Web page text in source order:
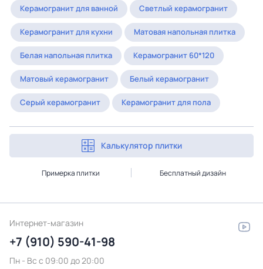
Керамогранит для ванной Светлый керамогранит
Керамогранит для кухни Матовая напольная плитка
Белая напольная плитка Керамогранит 60*120
Матовый керамогранит Белый керамогранит
Серый керамогранит Керамогранит для пола
Калькулятор плитки
Примерка плитки Бесплатный дизайн
Интернет-магазин
+7 (910) 590-41-98
Пн - Вс с 09:00 до 20:00